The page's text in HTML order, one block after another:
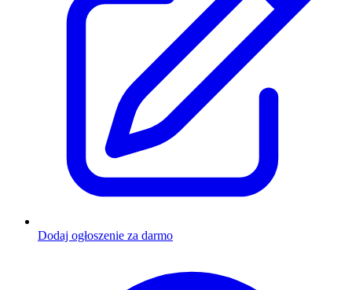
Dodaj ogłoszenie za darmo